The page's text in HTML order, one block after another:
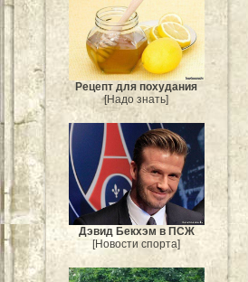
Рецепт для похудания
[Надо знать]
Дэвид Бекхэм в ПСЖ
[Новости спорта]